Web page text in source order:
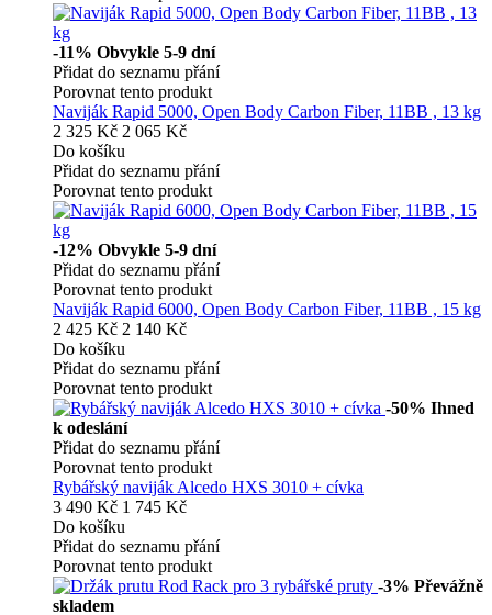
-11% Obvykle 5-9 dní
Přidat do seznamu přání
Porovnat tento produkt
Naviják Rapid 5000, Open Body Carbon Fiber, 11BB , 13 kg
2 325 Kč 2 065 Kč
Do košíku
Přidat do seznamu přání
Porovnat tento produkt
-12% Obvykle 5-9 dní
Přidat do seznamu přání
Porovnat tento produkt
Naviják Rapid 6000, Open Body Carbon Fiber, 11BB , 15 kg
2 425 Kč 2 140 Kč
Do košíku
Přidat do seznamu přání
Porovnat tento produkt
-50% Ihned
k odeslání
Přidat do seznamu přání
Porovnat tento produkt
Rybářský naviják Alcedo HXS 3010 + cívka
3 490 Kč 1 745 Kč
Do košíku
Přidat do seznamu přání
Porovnat tento produkt
-3% Převážně
skladem